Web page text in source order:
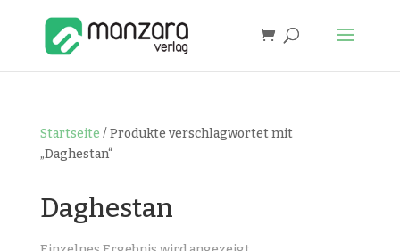
Startseite / Produkte verschlagwortet mit
„Daghestan“
Daghestan